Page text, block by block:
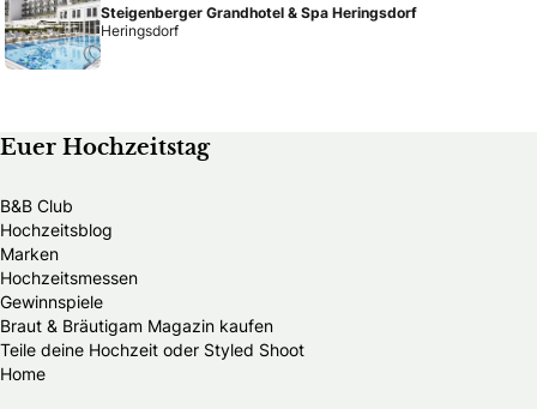
Steigenberger Grandhotel & Spa Heringsdorf
Heringsdorf
Euer Hochzeitstag
B&B Club
Hochzeitsblog
Marken
Hochzeitsmessen
Gewinnspiele
Braut & Bräutigam Magazin kaufen
Teile deine Hochzeit oder Styled Shoot
Home